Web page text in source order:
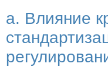
a. Влияние